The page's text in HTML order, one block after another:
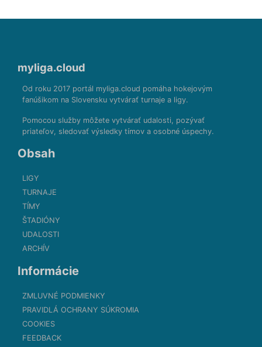
myliga.cloud
Od roku 2017 portál myliga.cloud pomáha hokejovým
fanúšikom na Slovensku vytvárať turnaje a ligy.
Pomocou služby môžete vytvárať udalosti, pozývať
priateľov, sledovať výsledky tímov a osobné úspechy.
Obsah
LIGY
TURNAJE
TÍMY
ŠTADIÓNY
UDALOSTI
ARCHÍV
Informácie
ZMLUVNÉ PODMIENKY
PRAVIDLÁ OCHRANY SÚKROMIA
COOKIES
FEEDBACK